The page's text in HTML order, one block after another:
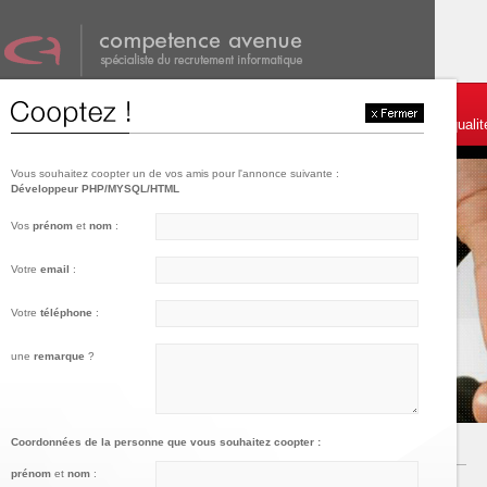
001
Témoignages et services
003
Charte de
Vous souhaitez coopter un de vos amis pour l'annonce suivante :
Développeur PHP/MYSQL/HTML
Vos prénom et nom :
Votre email :
Votre téléphone :
une remarque ?
Coordonnées de la personne que vous souhaitez coopter :
prénom et nom :